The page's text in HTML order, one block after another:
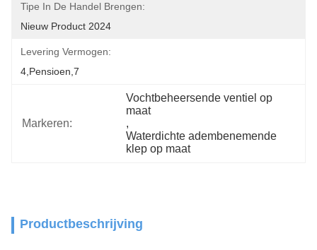
Tipe In De Handel Brengen:
Nieuw Product 2024
Levering Vermogen:
4,pensioen,7
Markeren:
Vochtbeheersende ventiel op
maat
,
Waterdichte adembenemende
klep op maat
Productbeschrijving